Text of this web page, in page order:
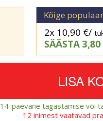
Kõige
2x 10,90 €/
SÄÄSTA3,80
LISA
14-päevane tagastamise või
12 inimest vaatavad